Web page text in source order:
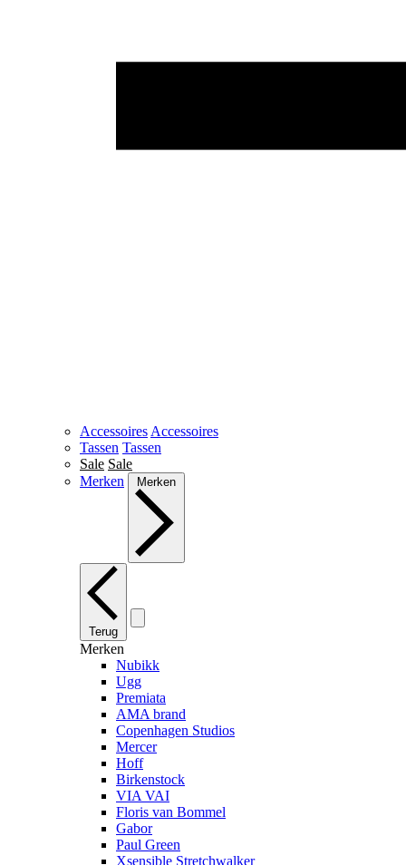
Accessoires Accessoires
Tassen Tassen
Sale Sale
Merken
Merken
Terug
Merken
Nubikk
Ugg
Premiata
AMA brand
Copenhagen Studios
Mercer
Hoff
Birkenstock
VIA VAI
Floris van Bommel
Gabor
Paul Green
Xsensible Stretchwalker